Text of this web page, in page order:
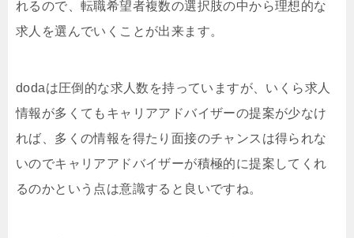
れるので、転職希望者複数の選択肢の中から理想的な
求人を選んでいくことが出来ます。
dodaは圧倒的な求人数を持っていますが、いくら求人
情報が多くてもキャリアアドバイザーの提案が少なけ
れば、多くの情報を得たり面接のチャンスは得られな
いのでキャリアアドバイザーが積極的に提案してくれ
るのかという点は意識すると良いですね。